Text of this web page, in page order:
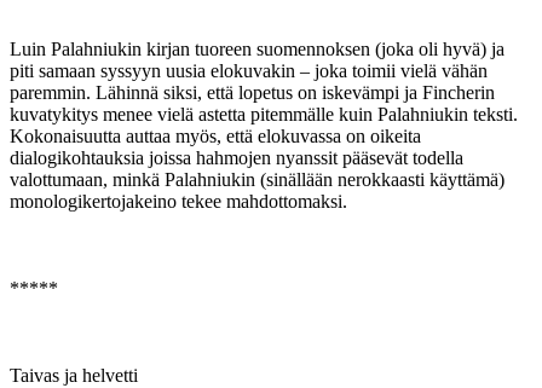
Luin Palahniukin kirjan tuoreen suomennoksen (joka oli hyvä) ja
piti samaan syssyyn uusia elokuvakin – joka toimii vielä vähän
paremmin. Lähinnä siksi, että lopetus on iskevämpi ja Fincherin
kuvatykitys menee vielä astetta pitemmälle kuin Palahniukin teksti.
Kokonaisuutta auttaa myös, että elokuvassa on oikeita
dialogikohtauksia joissa hahmojen nyanssit pääsevät todella
valottumaan, minkä Palahniukin (sinällään nerokkaasti käyttämä)
monologikertojakeino tekee mahdottomaksi.
*****
Taivas ja helvetti